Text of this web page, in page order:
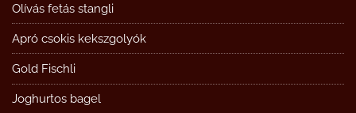
Olívás fetás stangli
Apró csokis kekszgolyók
Gold Fischli
Joghurtos bagel